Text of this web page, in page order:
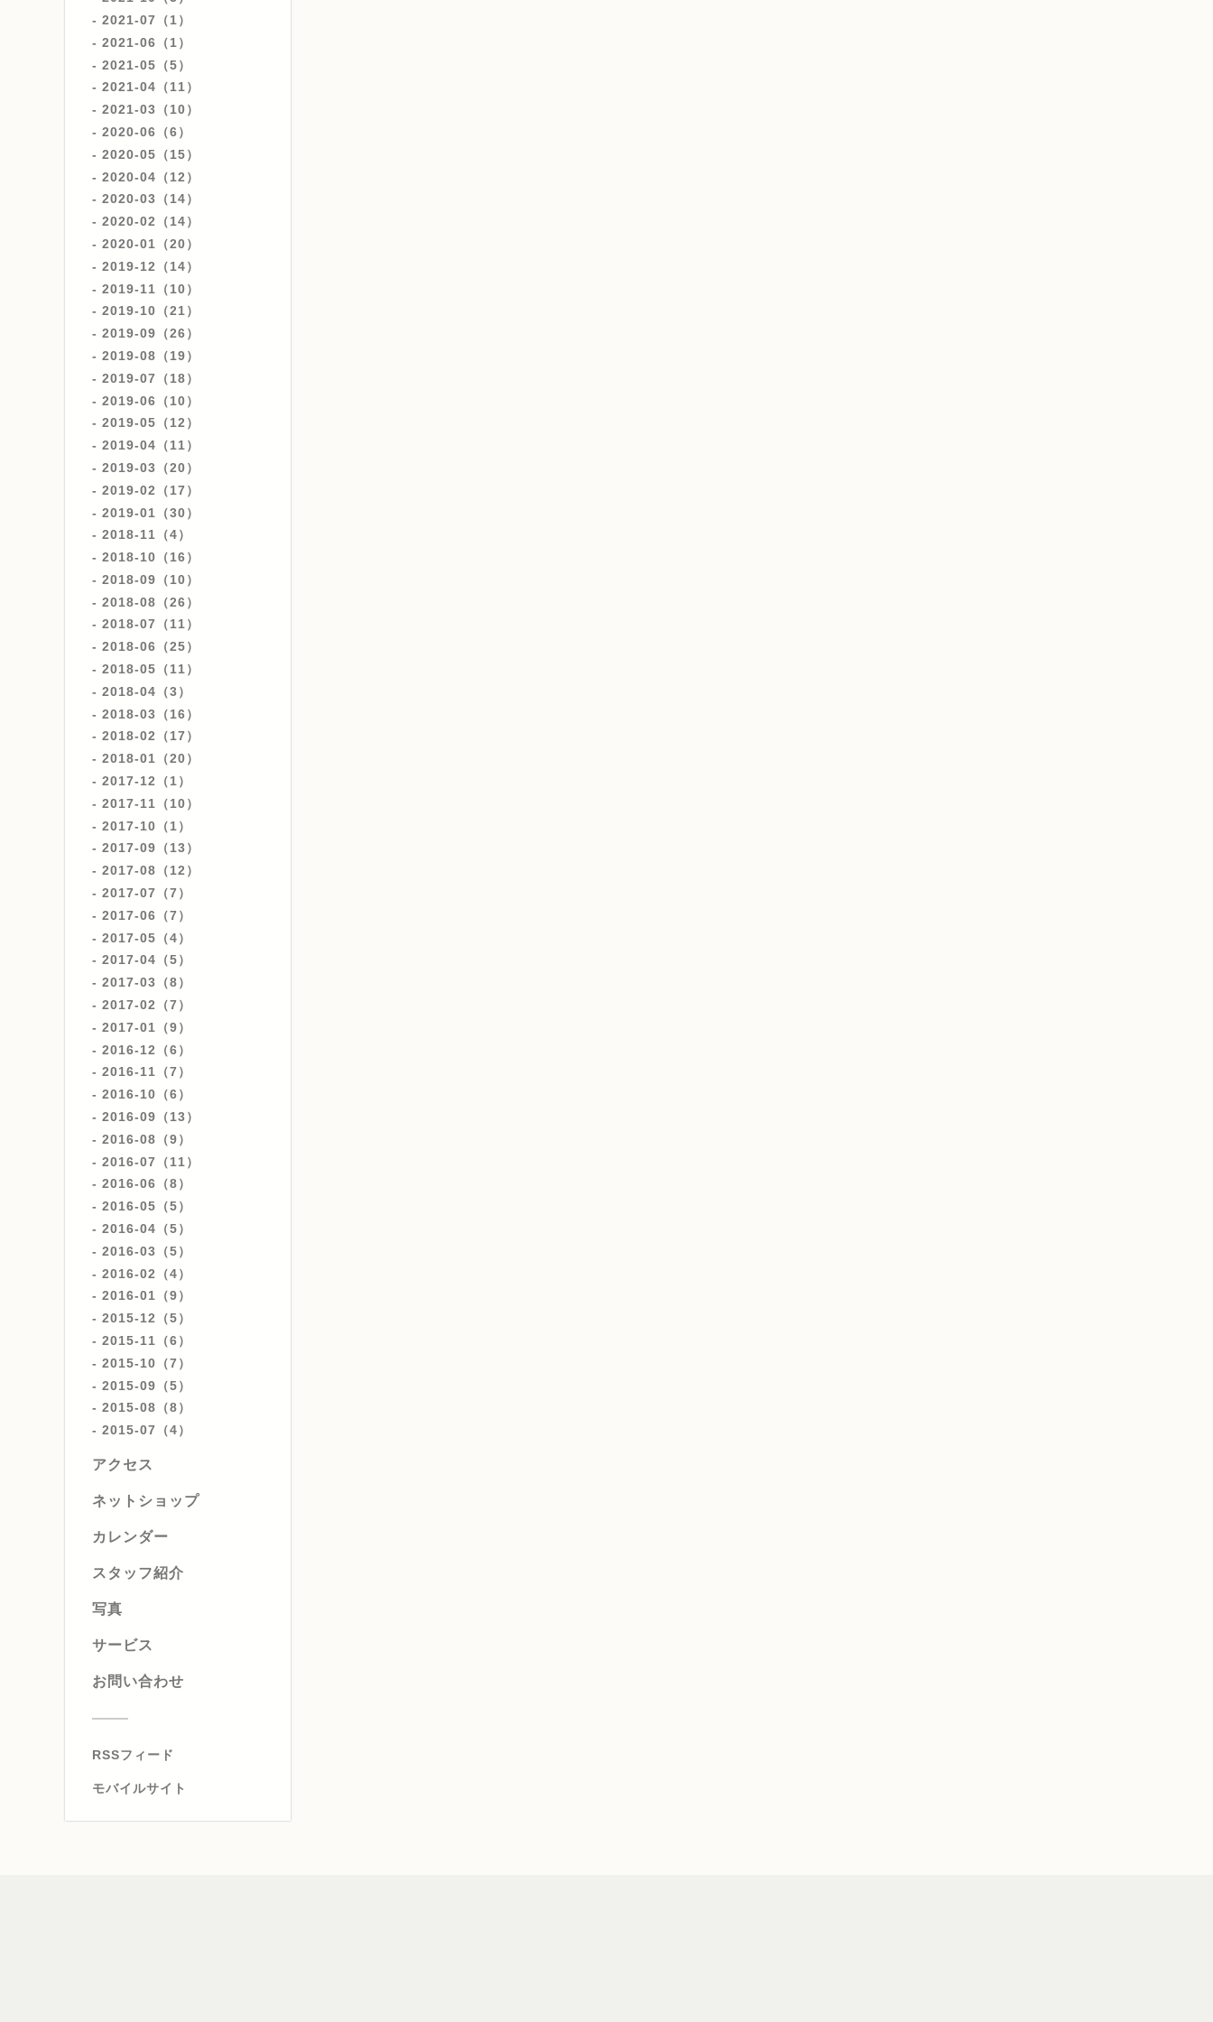
2021-07（1）
2021-06（1）
2021-05（5）
2021-04（11）
2021-03（10）
2020-06（6）
2020-05（15）
2020-04（12）
2020-03（14）
2020-02（14）
2020-01（20）
2019-12（14）
2019-11（10）
2019-10（21）
2019-09（26）
2019-08（19）
2019-07（18）
2019-06（10）
2019-05（12）
2019-04（11）
2019-03（20）
2019-02（17）
2019-01（30）
2018-11（4）
2018-10（16）
2018-09（10）
2018-08（26）
2018-07（11）
2018-06（25）
2018-05（11）
2018-04（3）
2018-03（16）
2018-02（17）
2018-01（20）
2017-12（1）
2017-11（10）
2017-10（1）
2017-09（13）
2017-08（12）
2017-07（7）
2017-06（7）
2017-05（4）
2017-04（5）
2017-03（8）
2017-02（7）
2017-01（9）
2016-12（6）
2016-11（7）
2016-10（6）
2016-09（13）
2016-08（9）
2016-07（11）
2016-06（8）
2016-05（5）
2016-04（5）
2016-03（5）
2016-02（4）
2016-01（9）
2015-12（5）
2015-11（6）
2015-10（7）
2015-09（5）
2015-08（8）
2015-07（4）
アクセス
ネットショップ
カレンダー
スタッフ紹介
写真
サービス
お問い合わせ
RSSフィード
モバイルサイト